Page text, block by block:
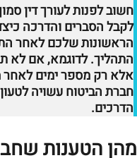
חשוב לפנות לעורך דין
לקבל הסברים והדרכה
הראשונות שלכם לאחר
התהליך. לדוגמא, אם לא
אלא רק מספר ימים לאחר
חברת הביטוח עשויה
הדרכים.
מהן הטענות